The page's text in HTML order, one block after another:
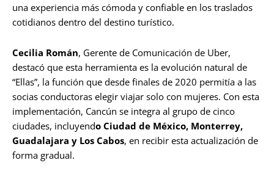
una experiencia más cómoda y confiable en los traslados
cotidianos dentro del destino turístico.
Cecilia Román, Gerente de Comunicación de Uber,
destacó que esta herramienta es la evolución natural de
“Ellas”, la función que desde finales de 2020 permitía a las
socias conductoras elegir viajar solo con mujeres. Con esta
implementación, Cancún se integra al grupo de cinco
ciudades, incluyendo Ciudad de México, Monterrey,
Guadalajara y Los Cabos, en recibir esta actualización de
forma gradual.